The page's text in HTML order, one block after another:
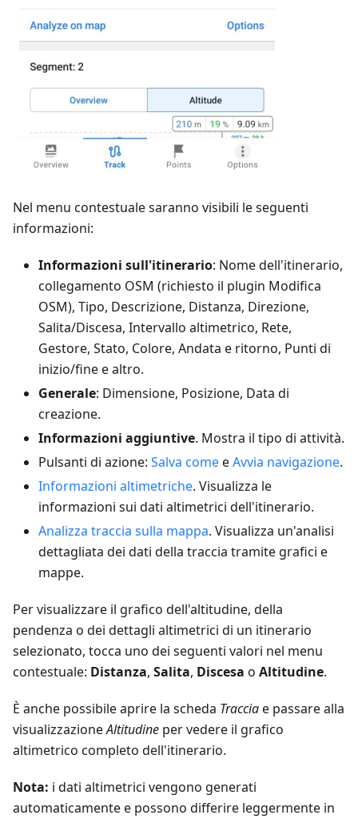
Nel menu contestuale saranno visibili le seguenti
informazioni:
Informazioni sull'itinerario: Nome dell'itinerario,
collegamento OSM (richiesto il plugin Modifica
OSM), Tipo, Descrizione, Distanza, Direzione,
Salita/Discesa, Intervallo altimetrico, Rete,
Gestore, Stato, Colore, Andata e ritorno, Punti di
inizio/fine e altro.
Generale: Dimensione, Posizione, Data di
creazione.
Informazioni aggiuntive. Mostra il tipo di attività.
Pulsanti di azione: Salva comeeAvvia navigazione.
Informazioni altimetriche. Visualizza le
informazioni sui dati altimetrici dell'itinerario.
Analizza traccia sulla mappa. Visualizza un'analisi
dettagliata dei dati della traccia tramite grafici e
mappe.
Per visualizzare il grafico dell'altitudine, della
pendenza o dei dettagli altimetrici di un itinerario
selezionato, tocca uno dei seguenti valori nel menu
contestuale: Distanza, Salita, Discesa o Altitudine.
È anche possibile aprire la scheda Tracciae passare alla
visualizzazioneAltitudine per vedere il grafico
altimetrico completo dell'itinerario.
Nota: i dati altimetrici vengono generati
automaticamente e possono differire leggermente in